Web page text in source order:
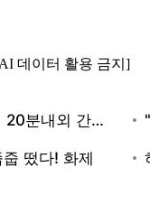
데이터 활용 금지]